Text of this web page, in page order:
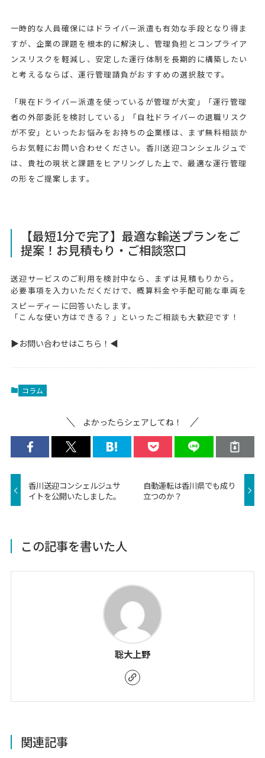
一時的な人員確保にはドライバー派遣も有効な手段となり得ま
すが、企業の課題を根本的に解決し、管理負担とコンプライア
ンスリスクを軽減し、安定した運行体制を長期的に構築したい
と考えるならば、運行管理請負がおすすめの選択肢です。
「現在ドライバー派遣を使っているが管理が大変」「運行管理
者の外部委託を検討している」「自社ドライバーの退職リスク
が不安」といったお悩みをお持ちの企業様は、まず無料相談か
らお気軽にお問い合わせください。香川送迎コンシェルジュで
は、貴社の現状と課題をヒアリングした上で、最適な運行管理
の形をご提案します。
【最短1分で完了】最適な輸送プランをご
提案！お見積もり・ご相談窓口
送迎サービスのご利用を検討中なら、まずは見積もりから。
必要事項を入力いただくだけで、概算料金や手配可能な車両を
スピーディーに回答いたします。
「こんな使い方はできる？」といったご相談も大歓迎です！
▶お問い合わせはこちら！◀
コラム
よかったらシェアしてね！
香川送迎コンシェルジュサ
イトを公開いたしました。
自動運転は香川県でも成り
立つのか？
この記事を書いた人
聡大上野
関連記事